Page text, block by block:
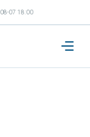
07 18:00